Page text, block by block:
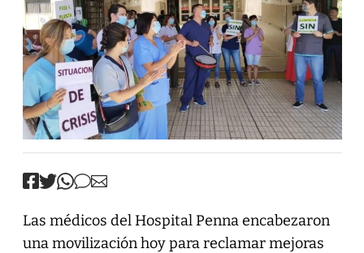
Las médicos del Hospital Penna encabezaron
una movilización hoy para reclamar mejoras